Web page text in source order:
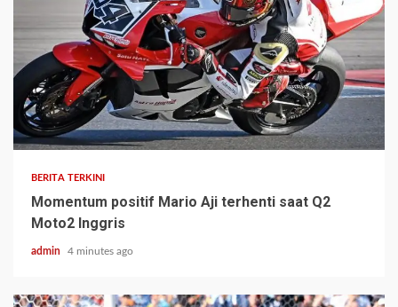
BERITA TERKINI
Momentum positif Mario Aji terhenti saat Q2
Moto2 Inggris
admin 4 minutes ago